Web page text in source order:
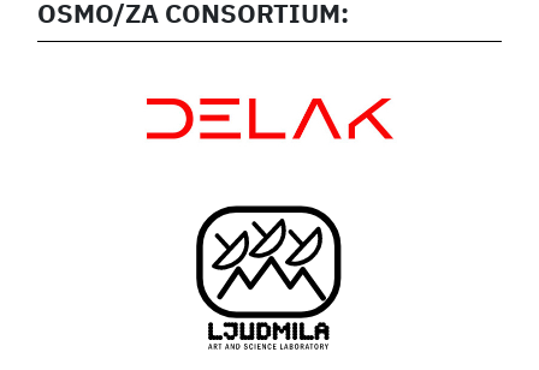
OSMO/ZA CONSORTIUM: